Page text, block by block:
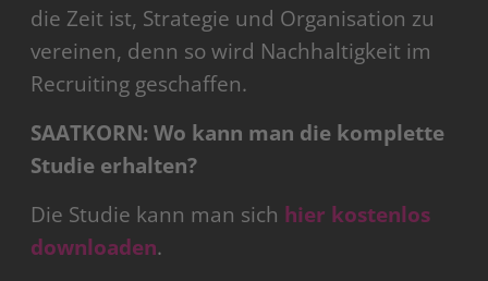
die Zeit ist, Strategie und Organisation zu
vereinen, denn so wird Nachhaltigkeit im
Recruiting geschaffen.
SAATKORN: Wo kann man die komplette
Studie erhalten?
Die Studie kann man sich hier kostenlos
downloaden.